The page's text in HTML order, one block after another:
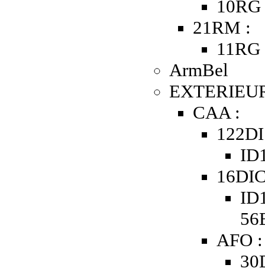
21RM :
ArmBel
CAA :
AFO